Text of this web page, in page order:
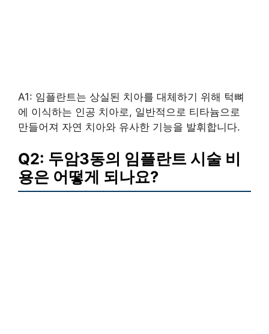
A1: 임플란트는 상실된 치아를 대체하기 위해 턱뼈
에 이식하는 인공 치아로, 일반적으로 티타늄으로
만들어져 자연 치아와 유사한 기능을 발휘합니다.
Q2: 두암3동의 임플란트 시술 비
용은 어떻게 되나요?